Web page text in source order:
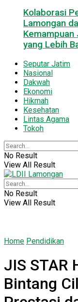
Kolaborasi
Lamongan
yang Lebih
Seputar Jatim
Nasional
Dakwah
Ekonomi
Hikmah
Kesehatan
Lintas Agama
Tokoh
No Result
View All Result
No Result
View All Result
Home Pendidikan
JIS STAR
Bintang